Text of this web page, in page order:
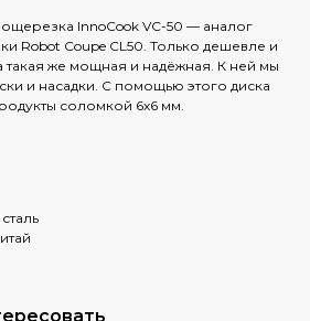
InnoCook VC-50 — аналог
Robot Coupe CL50. Только дешевле и
такая же мощная и надёжная. К ней мы
и насадки. С помощью этого диска
соломкой 6х6 мм.